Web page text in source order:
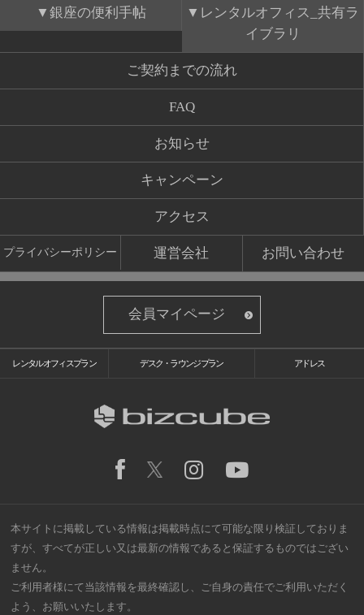
銀座の便利手帖
レンタルオフィス_共有ラ
イブラリ
ご契約までの流れ
FAQ
お知らせ
キャンペーン
アクセス
プライバシーポリシー 運営会社 お問い合わせ
会員マイページ
レンタルオフィスプラン デスク・ラウンジプラン アドレス
本サイトに掲載している情報は掲載時点にて可能な限り検証しておりま
すが、すべてが正しい又は最新の情報であると保証するものではござい
ません。
ご利用者様にて当該情報を最終確認し、ご自身の責任でご利用いただく
よう、お願いいたします。